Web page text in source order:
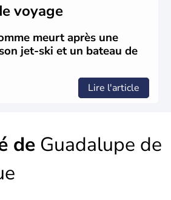
au IIe siècle avant J.C et
ainsi que leur religion. L'Espagne
puissance de l'Europe au
pendant plus de 100 ans. Madrid
de 1801 après avoir appartenu au
constitutionnelle intègre
voyage
meurt après une
jet-ski et un bateau de
Lire l'article
de Guadalupe de